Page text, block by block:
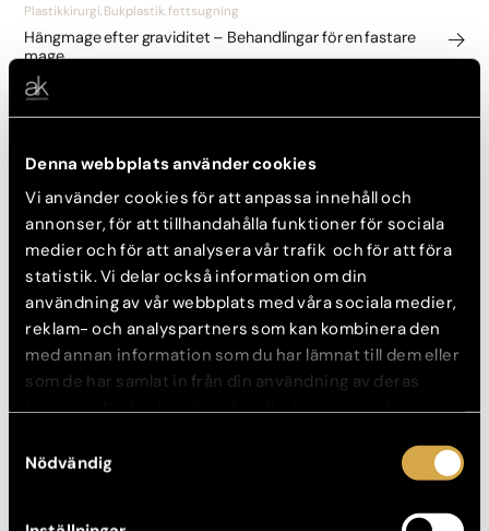
Denna webbplats använder cookies
Vi använder cookies för att anpassa innehåll och
annonser, för att tillhandahålla funktioner för sociala
medier och för att analysera vår trafik och för att föra
statistik. Vi delar också information om din
användning av vår webbplats med våra sociala medier,
reklam- och analyspartners som kan kombinera den
med annan information som du har lämnat till dem eller
som de har samlat in från din användning av deras
tjänster. Nedan kan du välja vilka kategorier du
mer information om hur varje kategori används.
Nödvändig
Plastikkirurgi, Bukplastik, fettsugning
Hängmage efter graviditet – Behandlingar för en fastare
mage
17 juni, 2024
mage